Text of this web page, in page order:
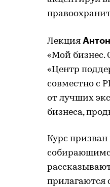
Лекция
«Мой бизнес.
«Центр
совместно с
от лучших
бизнеса,
Курс
прилагаются